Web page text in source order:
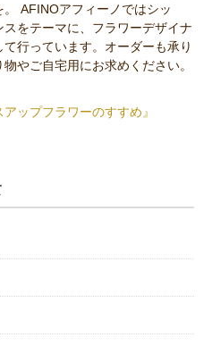
AFINOアフィーノではシッ
をテーマに、フラワーデザイナ
行っています。オーダーも承り
やご自宅用にお求めください。
ップフラワーのすすめ』